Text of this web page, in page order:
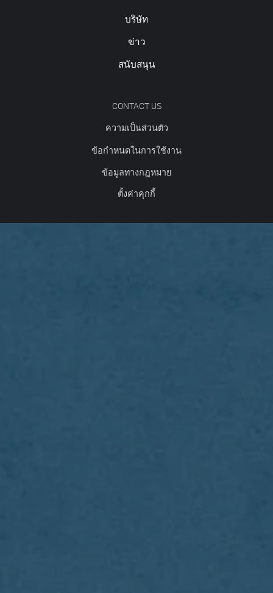
บริษัท
ข่าว
สนับสนุน
CONTACT US
ความเป็นส่วนตัว
ข้อกำหนดในการใช้งาน
ข้อมูลทางกฎหมาย
ตั้งค่าคุกกี้